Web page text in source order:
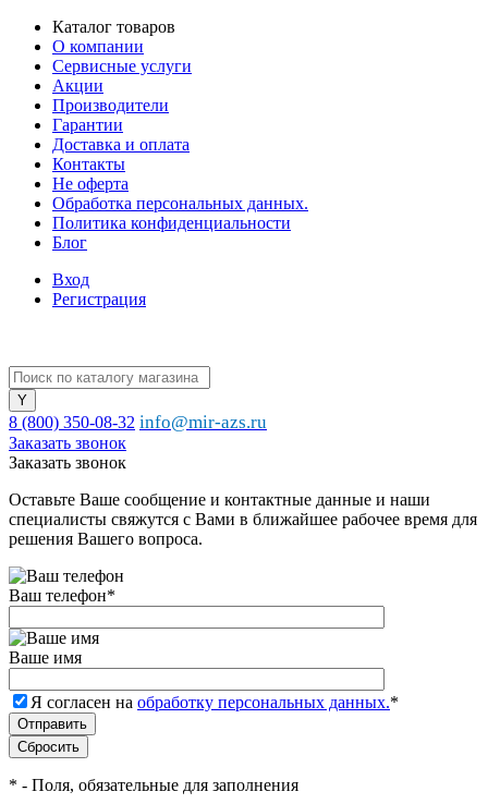
Каталог товаров
О компании
Сервисные услуги
Акции
Производители
Гарантии
Доставка и оплата
Контакты
Не оферта
Обработка персональных данных.
Политика конфиденциальности
Блог
Вход
Регистрация
8 (800) 350-08-32 info@mir-azs.ru
Заказать звонок
Заказать звонок
Оставьте Ваше сообщение и контактные данные и наши
специалисты свяжутся с Вами в ближайшее рабочее время для
решения Вашего вопроса.
Ваш телефон*
Ваше имя
Я согласен на обработку персональных данных.*
* - Поля, обязательные для заполнения